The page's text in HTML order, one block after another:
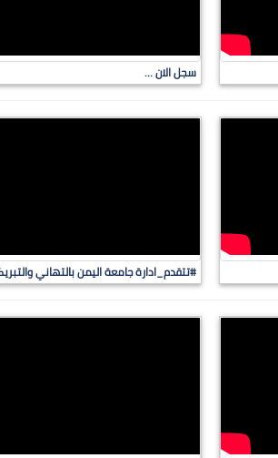
سجل الان …
#تتقدم_ادارة جامعة اليمن بالتهاني